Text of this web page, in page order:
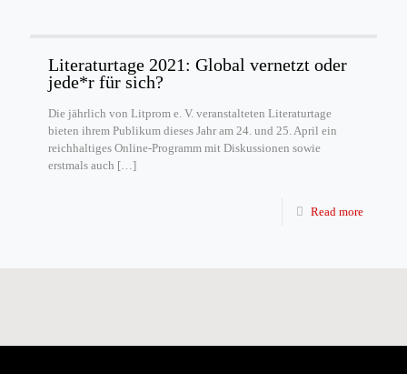
Literaturtage 2021: Global vernetzt oder
jede*r für sich?
Die jährlich von Litprom e. V. veranstalteten Literaturtage
bieten ihrem Publikum dieses Jahr am 24. und 25. April ein
reichhaltiges Online-Programm mit Diskussionen sowie
erstmals auch […]
Read more